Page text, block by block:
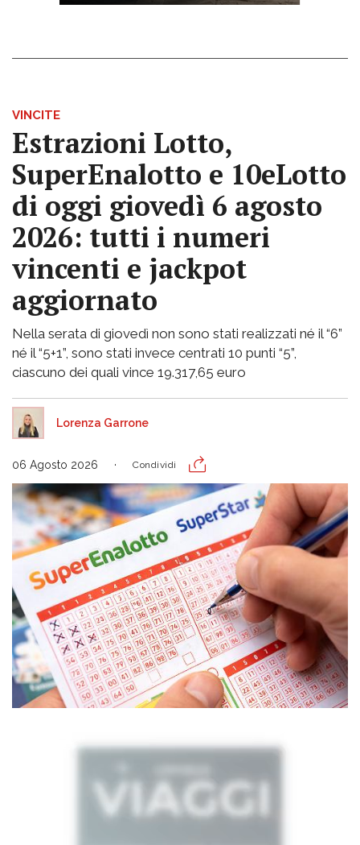
VINCITE
Estrazioni Lotto,
SuperEnalotto e 10eLotto
di oggi giovedì 6 agosto
2026: tutti i numeri
vincenti e jackpot
aggiornato
Nella serata di giovedì non sono stati realizzati né il “6”
né il “5+1”, sono stati invece centrati 10 punti “5”,
ciascuno dei quali vince 19.317,65 euro
Lorenza Garrone
06 Agosto 2026 Condividi